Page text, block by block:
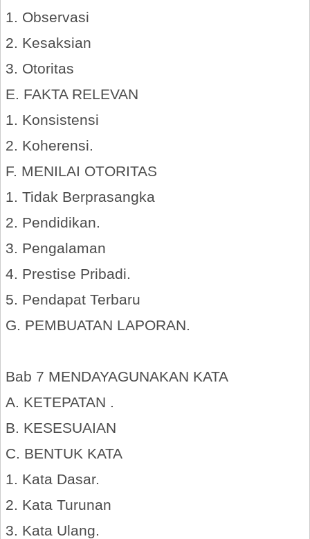
1. Observasi
2. Kesaksian
3. Otoritas
E. FAKTA RELEVAN
1. Konsistensi
2. Koherensi.
F. MENILAI OTORITAS
1. Tidak Berprasangka
2. Pendidikan.
3. Pengalaman
4. Prestise Pribadi.
5. Pendapat Terbaru
G. PEMBUATAN LAPORAN.
Bab 7 MENDAYAGUNAKAN KATA
A. KETEPATAN .
B. KESESUAIAN
C. BENTUK KATA
1. Kata Dasar.
2. Kata Turunan
3. Kata Ulang.